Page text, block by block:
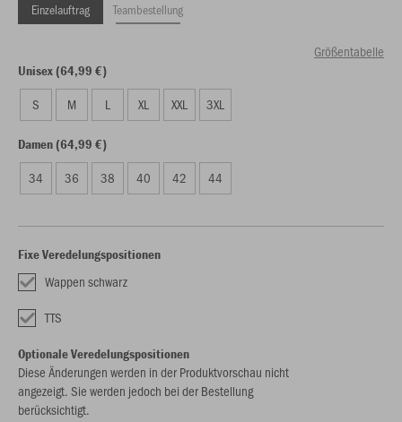
Einzelauftrag Teambestellung
Größentabelle
Unisex (64,99 €)
S M L XL XXL 3XL
Damen (64,99 €)
34 36 38 40 42 44
Fixe Veredelungspositionen
Wappen schwarz
TTS
Optionale Veredelungspositionen
Diese Änderungen werden in der Produktvorschau nicht
angezeigt. Sie werden jedoch bei der Bestellung
berücksichtigt.